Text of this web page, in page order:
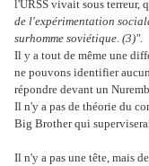
l'URSS vivait sous terreur,
de l'expérimentation
surhomme soviétique. (3)".
Il y a tout de même une
ne pouvons identifier
répondre devant un
Il n'y a pas de théorie du
Big Brother qui
Il n'y a pas une tête, mais